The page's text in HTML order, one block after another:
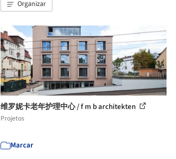
Organizar
维罗妮卡老年护理中心 / f m b architekten
Projetos
Marcar